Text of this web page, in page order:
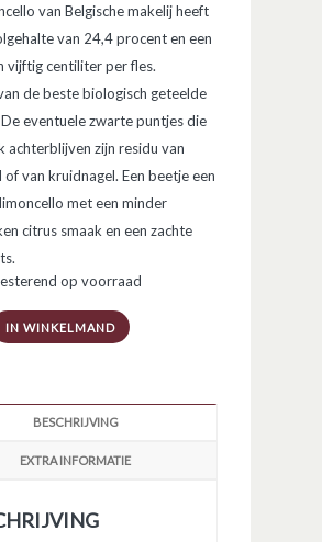
van Belgische makelij heeft
van 24,4 procent en een
vijftig centiliter per fles.
de beste biologisch geteelde
eventuele zwarte puntjes die
achterblijven zijn residu van
of van kruidnagel. Een beetje een
met een minder
citrus smaak en een zachte
op voorraad
IN WINKELMAND
BESCHRIJVING
EXTRA INFORMATIE